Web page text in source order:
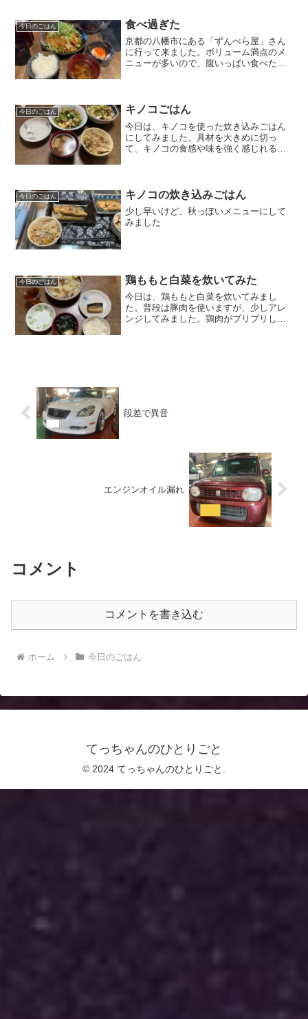
今日のごはん 食べ過ぎた
京都の八幡市にある「ずんべら屋」さん
に行って来ました。ボリューム満点のメ
ニューが多いので、腹いっぱい食べたい
今日のごはん キノコごはん
今日は、キノコを使った炊き込みごはん
にしてみました。具材を大きめに切っ
て、キノコの食感や味を強く感じれるよ
今日のごはん キノコの炊き込みごはん
少し早いけど、秋っぽいメニューにして
みました
今日のごはん 鶏ももと白菜を炊いてみた
今日は、鶏ももと白菜を炊いてみまし
た。普段は豚肉を使いますが、少しアレ
ンジしてみました。鶏肉がプリプリした
段差で異音
エンジンオイル漏れ
コメント
コメントを書き込む
ホーム 今日のごはん
てっちゃんのひとりごと
© 2024 てっちゃんのひとりごと.